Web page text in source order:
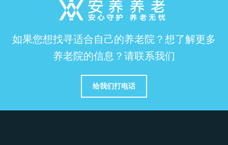
如果您想找寻适合自己的养老院？想了解更多
养老院的信息？请联系我们
给我们打电话